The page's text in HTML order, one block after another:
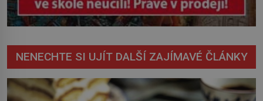
NENECHTE SI UJÍT DALŠÍ ZAJÍMAVÉ ČLÁNKY